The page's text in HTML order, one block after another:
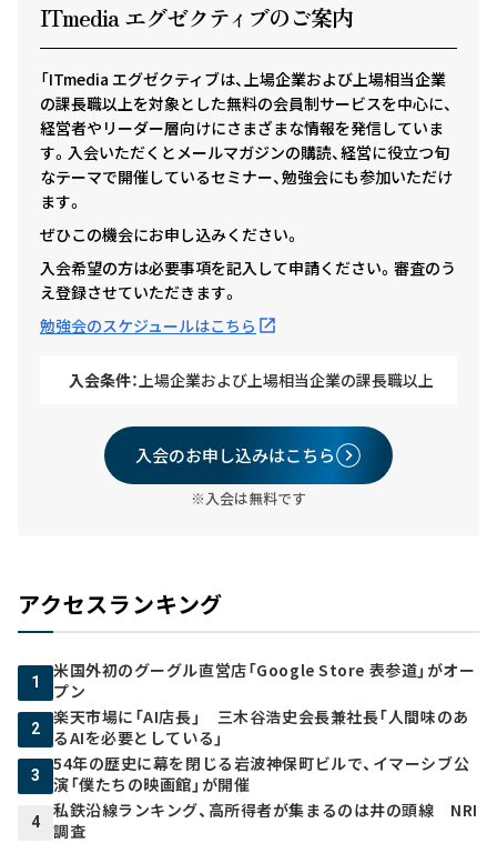
ITmedia エグゼクティ ブのご案内
「ITmedia エグゼクティブは、上場企業および上場相当企業
の課長職以上を対象とした無料の会員制サービスを中心に、
経営者やリーダー層向けにさまざまな情報を発信していま
す。入会いただくとメールマガジンの購読、経営に役立つ旬
なテーマで開催しているセミナー、勉強会にも参加いただけ
ます。
ぜひこの機会にお申し込みください。
入会希望の方は必要事項を記入して申請ください。審査のう
え登録させていただきます。
勉強会のスケジュールはこちら
入会条件： 上場企業および上場相当企業の課長職以上
入会のお申し込みはこちら
※入会は無料です
アクセスランキング
1
米国外初のグーグル直営店「Google Store 表参道」がオー
プン
2
楽天市場に「AI店長」 三木谷浩史会長兼社長「人間味のあ
るAIを必要としている」
3
54年の歴史に幕を閉じる岩波神保町ビルで、イマーシブ公
演「僕たちの映画館」が開催
4
私鉄沿線ランキング、高所得者が集まるのは井の頭線 NRI
調査